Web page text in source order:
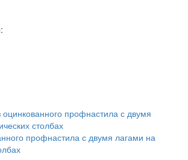
профнастила с двумя лагами на